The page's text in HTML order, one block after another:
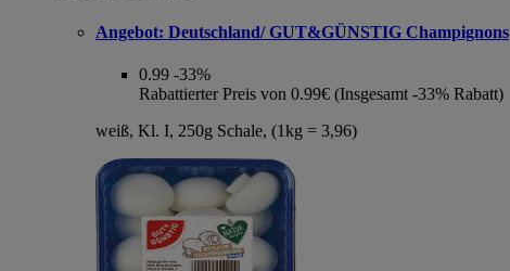
Angebot: Deutschland/ GUT&GÜNSTIG Champignons
0.99 -33%
Rabattierter Preis von 0.99€ (Insgesamt -33% Rabatt)
weiß, Kl. I, 250g Schale, (1kg = 3,96)